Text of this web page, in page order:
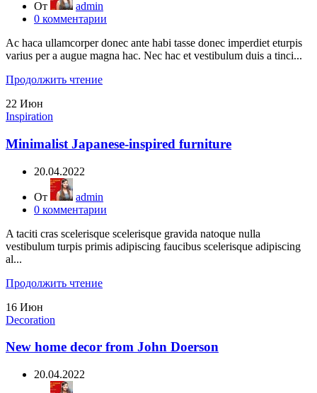
От
admin
0 комментарии
Ac haca ullamcorper donec ante habi tasse donec imperdiet eturpis
varius per a augue magna hac. Nec hac et vestibulum duis a tinci...
Продолжить чтение
22 Июн
Inspiration
Minimalist Japanese-inspired furniture
20.04.2022
От
admin
0 комментарии
A taciti cras scelerisque scelerisque gravida natoque nulla
vestibulum turpis primis adipiscing faucibus scelerisque adipiscing
al...
Продолжить чтение
16 Июн
Decoration
New home decor from John Doerson
20.04.2022